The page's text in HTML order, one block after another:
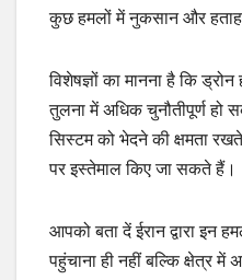
कुछ हमलों में नुकसान और
विशेषज्ञों का मानना है कि
तुलना में अधिक चुनौतीपूर्ण हो
सिस्टम को भेदने की क्षमता
पर इस्तेमाल किए जा सकते हैं।
आपको बता दें ईरान द्वारा इन
पहुंचाना ही नहीं बल्कि क्षेत्र में